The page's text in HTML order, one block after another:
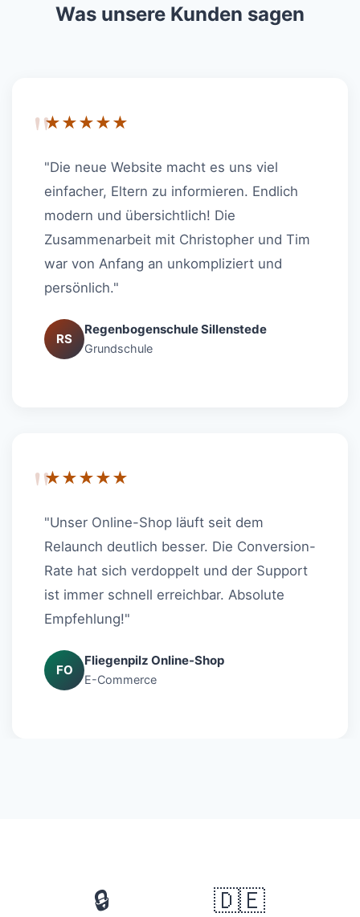
Was unsere Kunden sagen
"★★★★★
"Die neue Website macht es uns viel
einfacher, Eltern zu informieren. Endlich
modern und übersichtlich! Die
Zusammenarbeit mit Christopher und Tim
war von Anfang an unkompliziert und
persönlich."
RS
Regenbogenschule Sillenstede
Grundschule
"★★★★★
"Unser Online-Shop läuft seit dem
Relaunch deutlich besser. Die Conversion-
Rate hat sich verdoppelt und der Support
ist immer schnell erreichbar. Absolute
Empfehlung!"
FO
Fliegenpilz Online-Shop
E-Commerce
🔒 🇩🇪